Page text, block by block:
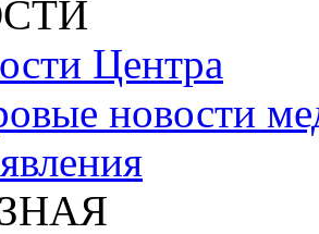
Центра
новости